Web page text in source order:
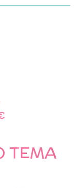
TEMA